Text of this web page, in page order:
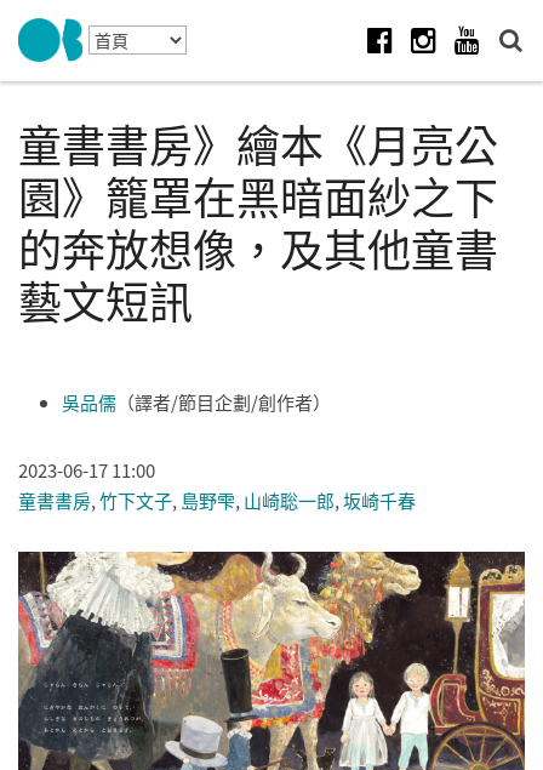
Skip to navigation
移至主內容
童書書房》繪本《月亮公
園》籠罩在黑暗面紗之下
的奔放想像，及其他童書
藝文短訊
吳品儒 （譯者/節目企劃/創作者）
2023-06-17 11:00
童書書房,竹下文子, 島野雫, 山崎聡一郎,坂崎千春